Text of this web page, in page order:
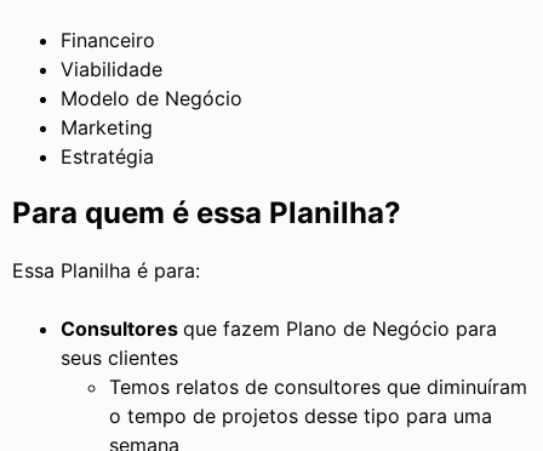
Financeiro
Viabilidade
Modelo de Negócio
Marketing
Estratégia
Para quem é essa Planilha?
Essa Planilha é para:
Consultores que fazem Plano de Negócio para
seus clientes
Temos relatos de consultores que diminuíram
o tempo de projetos desse tipo para uma
semana